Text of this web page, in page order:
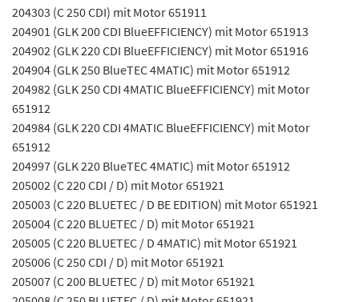
204303 (C 250 CDI) mit Motor 651911
204901 (GLK 200 CDI BlueEFFICIENCY) mit Motor 651913
204902 (GLK 220 CDI BlueEFFICIENCY) mit Motor 651916
204904 (GLK 250 BlueTEC 4MATIC) mit Motor 651912
204982 (GLK 250 CDI 4MATIC BlueEFFICIENCY) mit Motor
651912
204984 (GLK 220 CDI 4MATIC BlueEFFICIENCY) mit Motor
651912
204997 (GLK 220 BlueTEC 4MATIC) mit Motor 651912
205002 (C 220 CDI / D) mit Motor 651921
205003 (C 220 BLUETEC / D BE EDITION) mit Motor 651921
205004 (C 220 BLUETEC / D) mit Motor 651921
205005 (C 220 BLUETEC / D 4MATIC) mit Motor 651921
205006 (C 250 CDI / D) mit Motor 651921
205007 (C 200 BLUETEC / D) mit Motor 651921